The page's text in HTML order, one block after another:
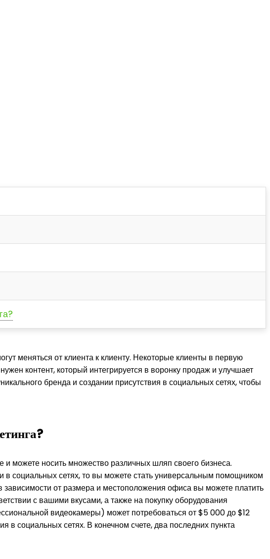
меняться от клиента к клиенту. Некоторые клиенты в первую
контент, который интегрируется в воронку продаж и улучшает
бренда и создании присутствия в социальных сетях, чтобы
и можете носить множество различных шляп своего бизнеса.
в социальных сетях, то вы можете стать универсальным помощником
от размера и местоположения офиса вы можете платить
с вашими вкусами, а также на покупку оборудования
видеокамеры) может потребоваться от $5 000 до $12
социальных сетях. В конечном счете, два последних пункта